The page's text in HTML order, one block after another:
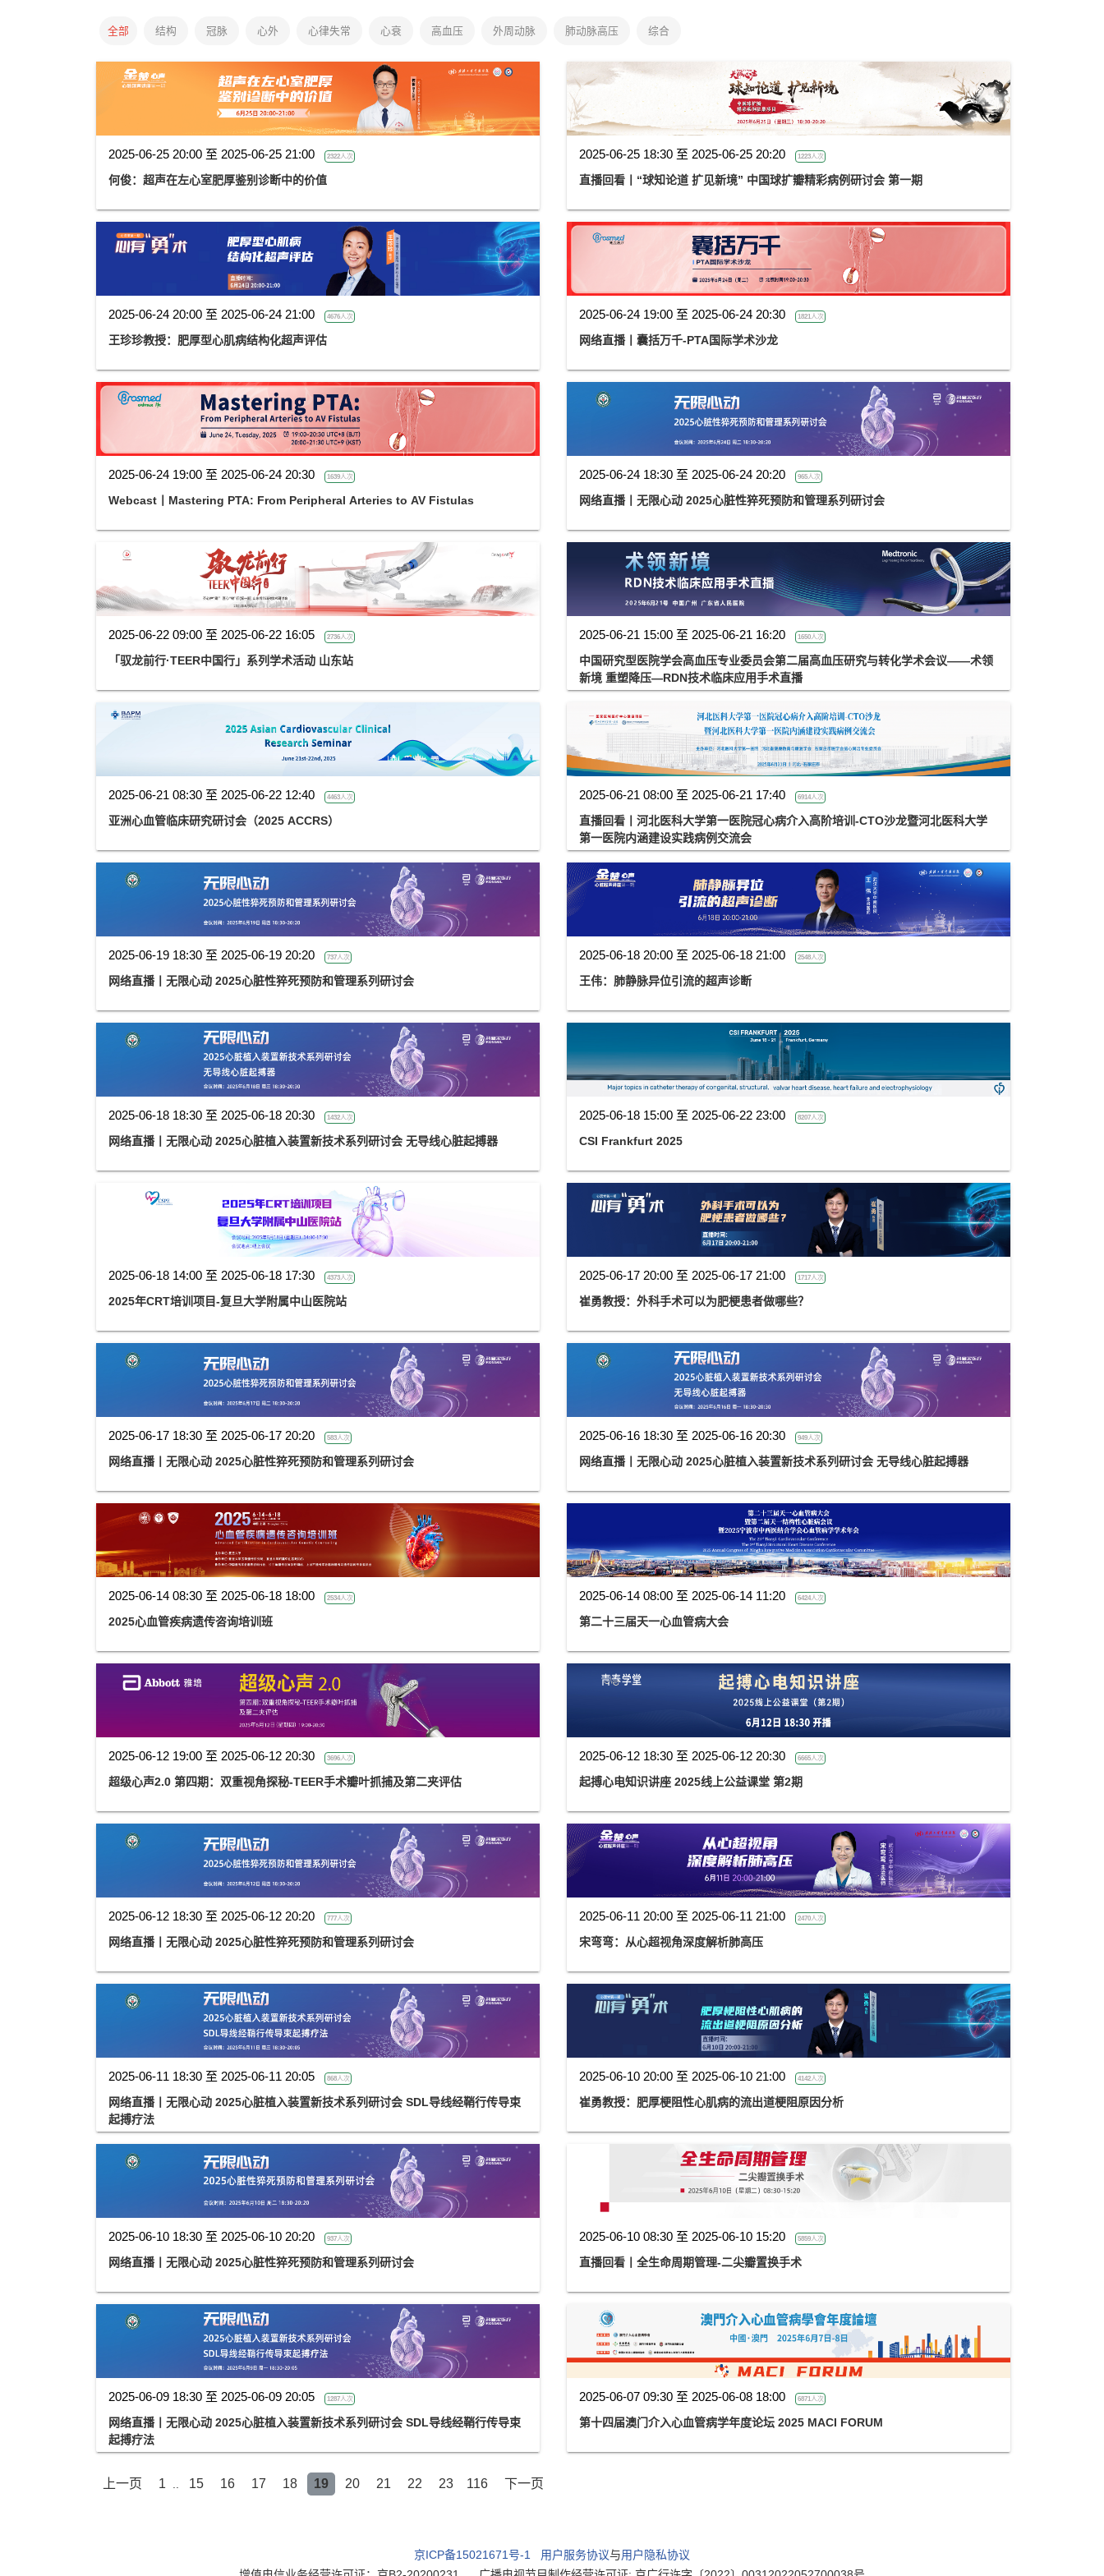
全部 结构 冠脉 心外 心律失常 心衰 高血压 外周动脉 肺动脉高压 综合
2025-06-25 20:00 至 2025-06-25 21:00 2322人次
何俊：超声在左心室肥厚鉴别诊断中的价值
2025-06-25 18:30 至 2025-06-25 20:20 1223人次
直播回看丨“球知论道 扩见新境” 中国球扩瓣精彩病例研讨会 第一期
2025-06-24 20:00 至 2025-06-24 21:00 4676人次
王珍珍教授：肥厚型心肌病结构化超声评估
2025-06-24 19:00 至 2025-06-24 20:30 1821人次
网络直播丨囊括万千-PTA国际学术沙龙
2025-06-24 19:00 至 2025-06-24 20:30 1639人次
Webcast丨Mastering PTA: From Peripheral Arteries to AV Fistulas
2025-06-24 18:30 至 2025-06-24 20:20 965人次
网络直播丨无限心动 2025心脏性猝死预防和管理系列研讨会
2025-06-22 09:00 至 2025-06-22 16:05 2736人次
「驭龙前行·TEER中国行」系列学术活动 山东站
2025-06-21 15:00 至 2025-06-21 16:20 1650人次
中国研究型医院学会高血压专业委员会第二届高血压研究与转化学术会议——术领
新境 重塑降压—RDN技术临床应用手术直播
2025-06-21 08:30 至 2025-06-22 12:40 4463人次
亚洲心血管临床研究研讨会（2025 ACCRS）
2025-06-21 08:00 至 2025-06-21 17:40 6914人次
直播回看丨河北医科大学第一医院冠心病介入高阶培训-CTO沙龙暨河北医科大学
第一医院内涵建设实践病例交流会
2025-06-19 18:30 至 2025-06-19 20:20 737人次
网络直播丨无限心动 2025心脏性猝死预防和管理系列研讨会
2025-06-18 20:00 至 2025-06-18 21:00 2548人次
王伟：肺静脉异位引流的超声诊断
2025-06-18 18:30 至 2025-06-18 20:30 1432人次
网络直播丨无限心动 2025心脏植入装置新技术系列研讨会 无导线心脏起搏器
2025-06-18 15:00 至 2025-06-22 23:00 8207人次
CSI Frankfurt 2025
2025-06-18 14:00 至 2025-06-18 17:30 4373人次
2025年CRT培训项目-复旦大学附属中山医院站
2025-06-17 20:00 至 2025-06-17 21:00 1717人次
崔勇教授：外科手术可以为肥梗患者做哪些？
2025-06-17 18:30 至 2025-06-17 20:20 583人次
网络直播丨无限心动 2025心脏性猝死预防和管理系列研讨会
2025-06-16 18:30 至 2025-06-16 20:30 949人次
网络直播丨无限心动 2025心脏植入装置新技术系列研讨会 无导线心脏起搏器
2025-06-14 08:30 至 2025-06-18 18:00 2534人次
2025心血管疾病遗传咨询培训班
2025-06-14 08:00 至 2025-06-14 11:20 6424人次
第二十三届天一心血管病大会
2025-06-12 19:00 至 2025-06-12 20:30 3696人次
超级心声2.0 第四期：双重视角探秘-TEER手术瓣叶抓捕及第二夹评估
2025-06-12 18:30 至 2025-06-12 20:30 6665人次
起搏心电知识讲座 2025线上公益课堂 第2期
2025-06-12 18:30 至 2025-06-12 20:20 777人次
网络直播丨无限心动 2025心脏性猝死预防和管理系列研讨会
2025-06-11 20:00 至 2025-06-11 21:00 2470人次
宋弯弯：从心超视角深度解析肺高压
2025-06-11 18:30 至 2025-06-11 20:05 868人次
网络直播丨无限心动 2025心脏植入装置新技术系列研讨会 SDL导线经鞘行传导束
起搏疗法
2025-06-10 20:00 至 2025-06-10 21:00 4142人次
崔勇教授：肥厚梗阻性心肌病的流出道梗阻原因分析
2025-06-10 18:30 至 2025-06-10 20:20 937人次
网络直播丨无限心动 2025心脏性猝死预防和管理系列研讨会
2025-06-10 08:30 至 2025-06-10 15:20 5859人次
直播回看丨全生命周期管理-二尖瓣置换手术
2025-06-09 18:30 至 2025-06-09 20:05 1287人次
网络直播丨无限心动 2025心脏植入装置新技术系列研讨会 SDL导线经鞘行传导束
起搏疗法
2025-06-07 09:30 至 2025-06-08 18:00 6871人次
第十四届澳门介入心血管病学年度论坛 2025 MACI FORUM
上一页 1 15 16 17 18 19 20 21 22 23 116 下一页
京ICP备15021671号-1 用户服务协议与用户隐私协议